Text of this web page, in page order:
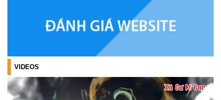
TRIỂN KHAI, GIAO NHIỆM VỤ TÌM KIẾM, QUY TẬP VÀ XÁC ĐỊNH
(27/07/2026)
HỘI LIÊN HIỆP PHỤ NỮ XÃ THĂM, TẶNG QUÀ CÁC GIA ĐÌNH
CHÍNH SÁCH NHÂN NGÀY THƯƠNG BINH - LIỆT SĨ 27/7
VIDEOS